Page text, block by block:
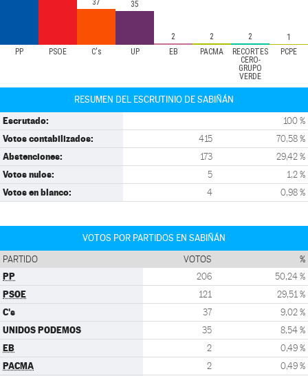
PP PSOE C's UP EB PACMA
RECORTES
CERO-
GRUPO
VERDE
PCPE
37 35
2 2 2 1
RESUMEN DEL ESCRUTINIO DE SABIÑÁN
Escrutado: 100 %
Votos contabilizados: 415 70,58 %
Abstenciones: 173 29,42 %
Votos nulos: 5 1,2 %
Votos en blanco: 4 0,98 %
VOTOS POR PARTIDOS EN SABIÑÁN
PARTIDO VOTOS %
PP 206 50,24 %
PSOE 121 29,51 %
C's 37 9,02 %
UNIDOS PODEMOS 35 8,54 %
EB 2 0,49 %
PACMA 2 0,49 %